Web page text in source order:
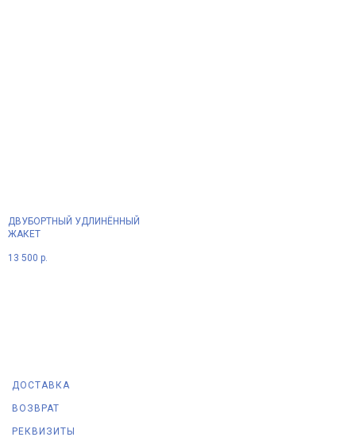
ДВУБОРТНЫЙ УДЛИНЁННЫЙ
ЖАКЕТ
13 500 р.
ДОСТАВКА
РЕКВИЗИТЫ
ВОЗВРАТ